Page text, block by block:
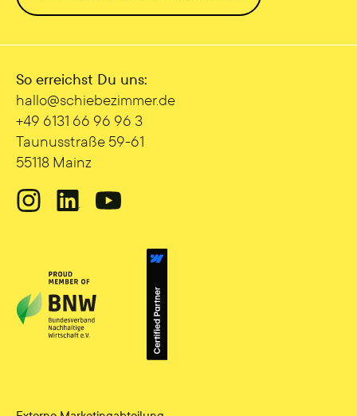
So erreichst Du uns:
hallo@sc hiebezimmer.de
+49 6131 66 96 96 3
Taunusstraße 59-61
55118 Mainz